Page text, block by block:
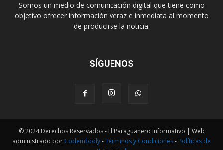
Somos un medio de comunicación digital que tiene como
objetivo ofrecer información veraz e inmediata al momento
de producirse la noticia.
SÍGUENOS
© 2024 Derechos Reservados - El Paraguanero Informativo | Web
administrado por Codembody-Términos y Condiciones- Políticas de